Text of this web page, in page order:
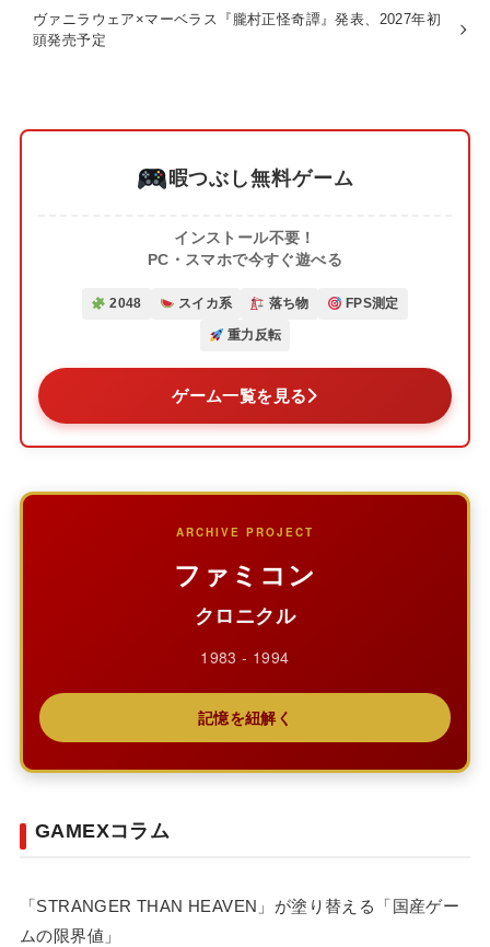
ヴァニラウェア×マーベラス『朧村正怪奇譚』発表、2027年初
頭発売予定
暇つぶし無料ゲーム
インストール不要！
PC・スマホで今すぐ遊べる
2048 スイカ系 落ち物 FPS測定
重力反転
ゲーム一覧を見る
ARCHIVE PROJECT
ファミコン
クロニクル
1983 - 1994
記憶を紐解く
GAMEXコラム
「STRANGER THAN HEAVEN」が塗り替える「国産ゲー
ムの限界値」